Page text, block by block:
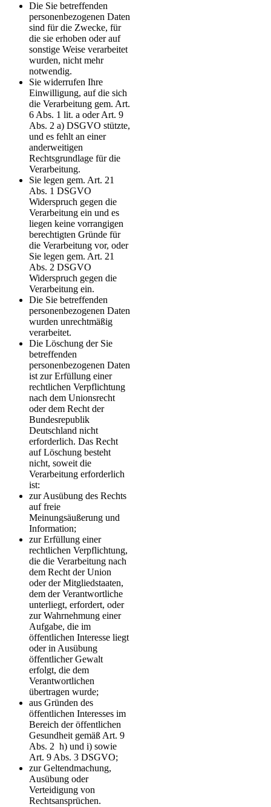
Die Sie betreffenden
personenbezogenen Daten
sind für die Zwecke, für
die sie erhoben oder auf
sonstige Weise verarbeitet
wurden, nicht mehr
notwendig.
Sie widerrufen Ihre
Einwilligung, auf die sich
die Verarbeitung gem. Art.
6 Abs. 1 lit. a oder Art. 9
Abs. 2 a) DSGVO stützte,
und es fehlt an einer
anderweitigen
Rechtsgrundlage für die
Verarbeitung.
Sie legen gem. Art. 21
Abs. 1 DSGVO
Widerspruch gegen die
Verarbeitung ein und es
liegen keine vorrangigen
berechtigten Gründe für
die Verarbeitung vor, oder
Sie legen gem. Art. 21
Abs. 2 DSGVO
Widerspruch gegen die
Verarbeitung ein.
Die Sie betreffenden
personenbezogenen Daten
wurden unrechtmäßig
verarbeitet.
Die Löschung der Sie
betreffenden
personenbezogenen Daten
ist zur Erfüllung einer
rechtlichen Verpflichtung
nach dem Unionsrecht
oder dem Recht der
Bundesrepublik
Deutschland nicht
erforderlich. Das Recht
auf Löschung besteht
nicht, soweit die
Verarbeitung erforderlich
ist:
zur Ausübung des Rechts
auf freie
Meinungsäußerung und
Information;
zur Erfüllung einer
rechtlichen Verpflichtung,
die die Verarbeitung nach
dem Recht der Union
oder der Mitgliedstaaten,
dem der Verantwortliche
unterliegt, erfordert, oder
zur Wahrnehmung einer
Aufgabe, die im
öffentlichen Interesse liegt
oder in Ausübung
öffentlicher Gewalt
erfolgt, die dem
Verantwortlichen
übertragen wurde;
aus Gründen des
öffentlichen Interesses im
Bereich der öffentlichen
Gesundheit gemäß Art. 9
Abs. 2 h) und i) sowie
Art. 9 Abs. 3 DSGVO;
zur Geltendmachung,
Ausübung oder
Verteidigung von
Rechtsansprüchen.